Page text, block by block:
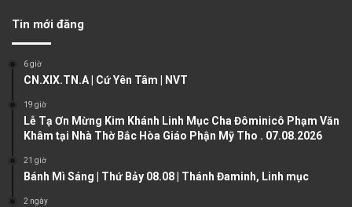
u
p
Tin mới đăng
6 giờ
CN.XIX.TN.A | Cứ Yên Tâm | NVT
19 giờ
Lễ Tạ Ơn Mừng Kim Khánh Linh Mục Cha Đôminicô Phạm Văn
Khâm tại Nhà Thờ Bắc Hòa Giáo Phận Mỹ Tho . 07.08.2026
21 giờ
Bánh Mì Sáng | Thứ Bảy 08.08 | Thánh Đaminh, Linh mục
2 ngày